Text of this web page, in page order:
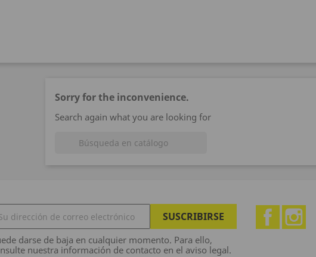
Sorry for the inconvenience.
Search again what you are looking for

darse de baja en cualquier momento. Para ello,
nuestra información de contacto en el aviso legal.
Facebook